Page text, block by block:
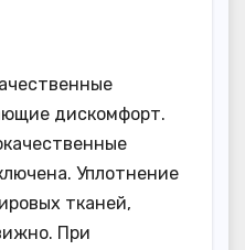
дискомфорт.
Уплотнение
тканей,
При